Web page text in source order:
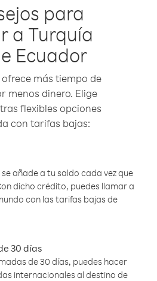
para
a Turquía
Ecuador
más tiempo de
menos dinero. Elige
flexibles opciones
con tarifas bajas:
añade a tu saldo cada vez que
dicho crédito, puedes llamar a
con las tarifas bajas de
30 días
de 30 días, puedes hacer
internacionales al destino de